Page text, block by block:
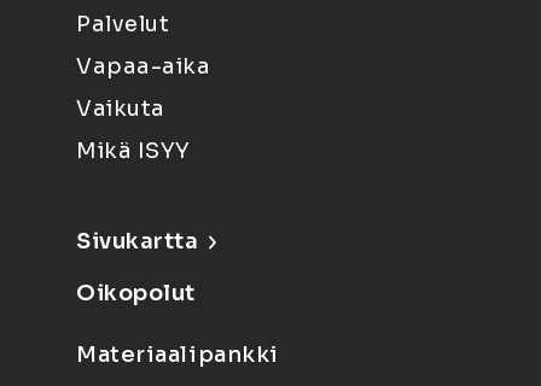
Palvelut
Vapaa-aika
Vaikuta
Mikä ISYY
Sivukartta
Oikopolut
Materiaalipankki